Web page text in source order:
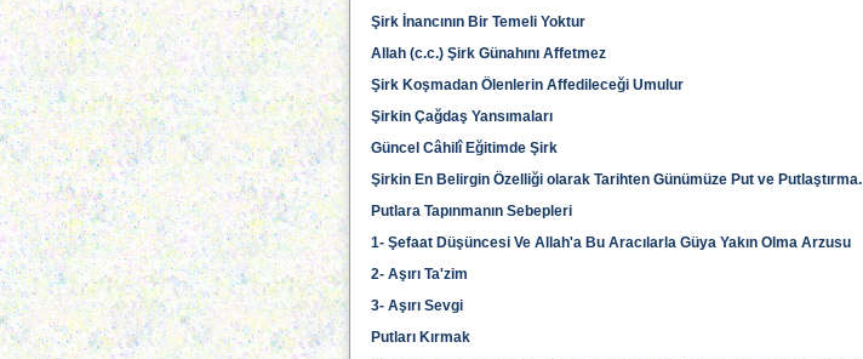
Şirk İnancının Bir Temeli Yoktur
Allah (c.c.) Şirk Günahını Affetmez
Şirk Koşmadan Ölenlerin Affedileceği Umulur
Şirkin Çağdaş Yansımaları
Güncel Câhilî Eğitimde Şirk
Şirkin En Belirgin Özelliği olarak Tarihten Günümüze Put ve Putlaştırma.
Putlara Tapınmanın Sebepleri
1- Şefaat Düşüncesi Ve Allah'a Bu Aracılarla Güya Yakın Olma Arzusu
2- Aşırı Ta'zim
3- Aşırı Sevgi
Putları Kırmak